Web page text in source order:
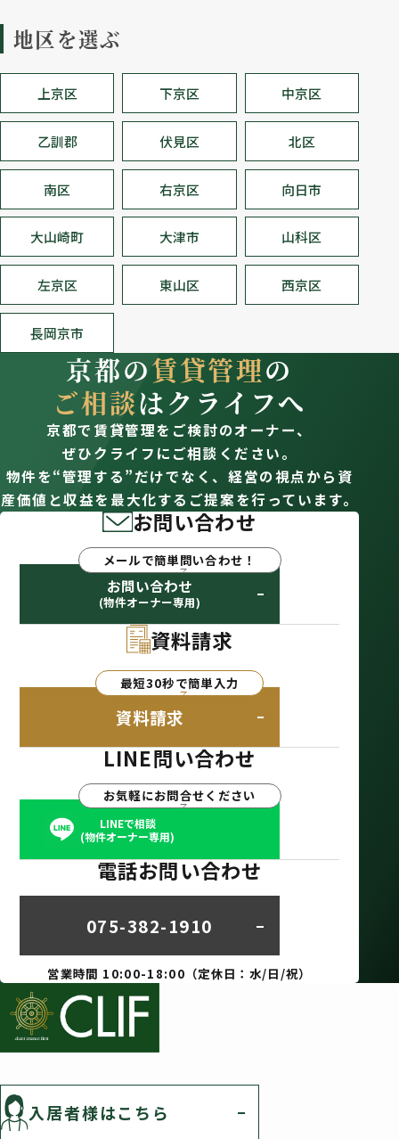
地区を選ぶ
上京区 下京区 中京区
乙訓郡 伏見区 北区
南区 右京区 向日市
大山崎町 大津市 山科区
左京区 東山区 西京区
長岡京市
京都の賃貸管理の
ご相談はクライフへ
京都で賃貸管理をご検討のオーナー、
ぜひクライフにご相談ください。
物件を“管理する”だけでなく、経営の視点から資
産価値と収益を最大化するご提案を行っています。
お問い合わせ
メールで簡単問い合わせ！
お問い合わせ
(物件オーナー専用)
資料請求
最短30秒で簡単入力
資料請求
LINE問い合わせ
お気軽にお問合せください
LINEで相談
(物件オーナー専用)
電話お問い合わせ
075-382-1910
営業時間 10:00-18:00（定休日：水/日/祝）
入居者様はこちら